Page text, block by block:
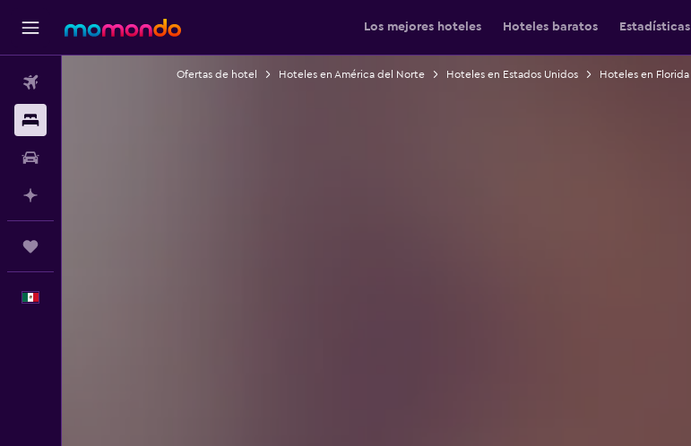
Los mejores hoteles Hoteles baratos Estadísticas
Ofertas de hotel Hoteles en América del Norte Hoteles en Estados Unidos Hoteles en Florida